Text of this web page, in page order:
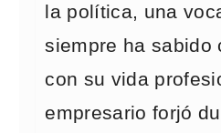
la política, una
siempre ha sabido
con su vida
empresario forjó